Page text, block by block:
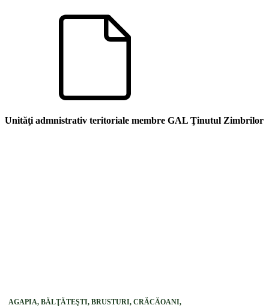
Unităţi admnistrativ teritoriale membre GAL Ţinutul Zimbrilor
AGAPIA, BĂLŢĂTEŞTI, BRUSTURI, CRĂCĂOANI,